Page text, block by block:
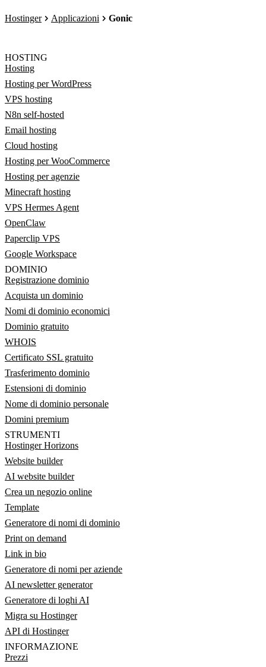
Hostinger Applicazioni Gonic
HOSTING
Hosting
Hosting per WordPress
VPS hosting
N8n self-hosted
Email hosting
Cloud hosting
Hosting per WooCommerce
Hosting per agenzie
Minecraft hosting
VPS Hermes Agent
OpenClaw
Paperclip VPS
Google Workspace
DOMINIO
Registrazione dominio
Acquista un dominio
Nomi di dominio economici
Dominio gratuito
WHOIS
Certificato SSL gratuito
Trasferimento dominio
Estensioni di dominio
Nome di dominio personale
Domini premium
STRUMENTI
Hostinger Horizons
Website builder
AI website builder
Crea un negozio online
Template
Generatore di nomi di dominio
Print on demand
Link in bio
Generatore di nomi per aziende
AI newsletter generator
Generatore di loghi AI
Migra su Hostinger
API di Hostinger
INFORMAZIONE
Prezzi